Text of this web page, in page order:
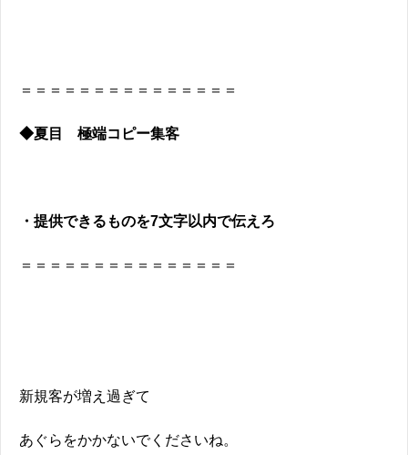
＝＝＝＝＝＝＝＝＝＝＝＝＝＝＝
◆夏目 極端コピー集客
・提供できるものを7文字以内で伝えろ
＝＝＝＝＝＝＝＝＝＝＝＝＝＝＝
新規客が増え過ぎて
あぐらをかかないでくださいね。